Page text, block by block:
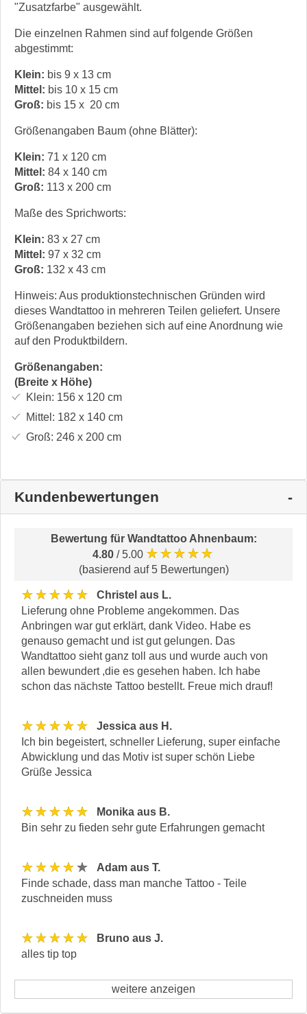
"Zusatzfarbe" ausgewählt.
Die einzelnen Rahmen sind auf folgende Größen
abgestimmt:
Klein: bis 9 x 13 cm
Mittel: bis 10 x 15 cm
Groß: bis 15 x 20 cm
Größenangaben Baum (ohne Blätter):
Klein: 71 x 120 cm
Mittel: 84 x 140 cm
Groß: 113 x 200 cm
Maße des Sprichworts:
Klein: 83 x 27 cm
Mittel: 97 x 32 cm
Groß: 132 x 43 cm
Hinweis: Aus produktionstechnischen Gründen wird
dieses Wandtattoo in mehreren Teilen geliefert. Unsere
Größenangaben beziehen sich auf eine Anordnung wie
auf den Produktbildern.
Größenangaben:
(Breite x Höhe)
Klein: 156 x 120cm
Mittel: 182 x 140cm
Groß: 246 x 200cm
Kundenbewertungen
Bewertung für Wandtattoo Ahnenbaum:
4.80 / 5.00 ★★★★★
(basierend auf 5 Bewertungen)
★★★★★
Christel aus L.
Lieferung ohne Probleme angekommen. Das
Anbringen war gut erklärt, dank Video. Habe es
genauso gemacht und ist gut gelungen. Das
Wandtattoo sieht ganz toll aus und wurde auch von
allen bewundert ,die es gesehen haben. Ich habe
schon das nächste Tattoo bestellt. Freue mich drauf!
★★★★★
Jessica aus H.
Ich bin begeistert, schneller Lieferung, super einfache
Abwicklung und das Motiv ist super schön Liebe
Grüße Jessica
★★★★★
Monika aus B.
Bin sehr zu fieden sehr gute Erfahrungen gemacht
★★★★★
Adam aus T.
Finde schade, dass man manche Tattoo - Teile
zuschneiden muss
★★★★★
Bruno aus J.
alles tip top
weitere anzeigen